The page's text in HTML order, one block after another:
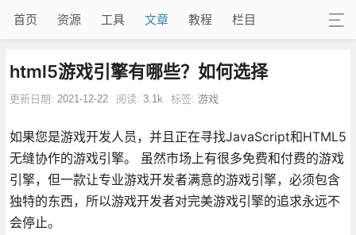
首页 资源 工具 文章 教程 栏目
html5游戏引擎有哪些？如何选择
更新日期: 2021-12-22 阅读: 3.1k 标签: 游戏
如果您是游戏开发人员，并且正在寻找JavaScript和HTML5
无缝协作的游戏引擎。 虽然市场上有很多免费和付费的游戏
引擎，但一款让专业游戏开发者满意的游戏引擎，必须包含
独特的东西，所以游戏开发者对完美游戏引擎的追求永远不
会停止。